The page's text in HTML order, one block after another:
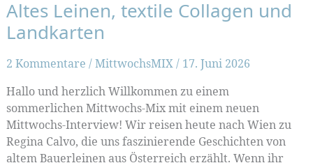
Altes Leinen, textile Collagen und
Landkarten
2 Kommentare /MittwochsMIX/ 17. Juni 2026
Hallo und herzlich Willkommen zu einem
sommerlichen Mittwochs-Mix mit einem neuen
Mittwochs-Interview! Wir reisen heute nach Wien zu
Regina Calvo, die uns faszinierende Geschichten von
altem Bauerleinen aus Österreich erzählt. Wenn ihr